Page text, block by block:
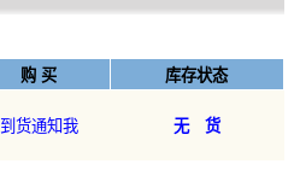
购 买 库存状态
到货通知我 无 货